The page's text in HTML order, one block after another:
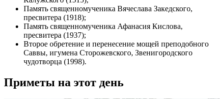
Память священномученика Вячеслава Закедского,
пресвитера (1918);
Память священномученика Афанасия Кислова,
пресвитера (1937);
Второе обретение и перенесение мощей преподобного
Саввы, игумена Сторожевского, Звенигородского
чудотворца (1998).
Приметы на этот день